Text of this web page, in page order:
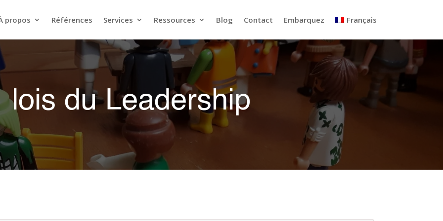
propos Références Services Ressources Blog Contact Embarquez Français
lois du Leadership